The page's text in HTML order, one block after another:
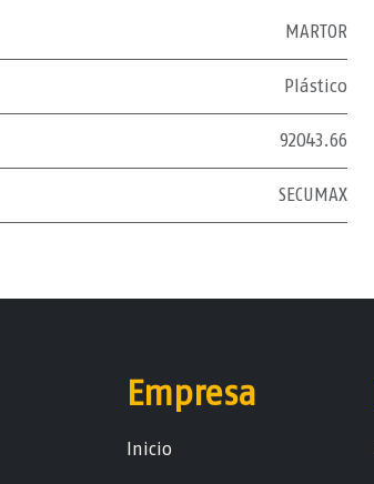
MARTOR
Plástico
92043.66
SECUMAX
Empresa
Ini​ci​o